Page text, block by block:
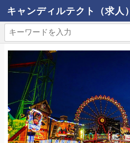
キャンディルテクト（求人）